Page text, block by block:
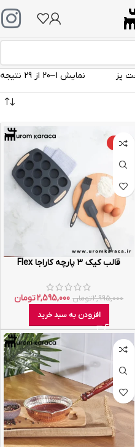
پز نمایش 1–20 از 29 نتیجه
-13%
قالب کیک ۳ پارچه کاراجا Flex
2,995,000تومان 2,595,000تومان
افزودن به سبد خرید